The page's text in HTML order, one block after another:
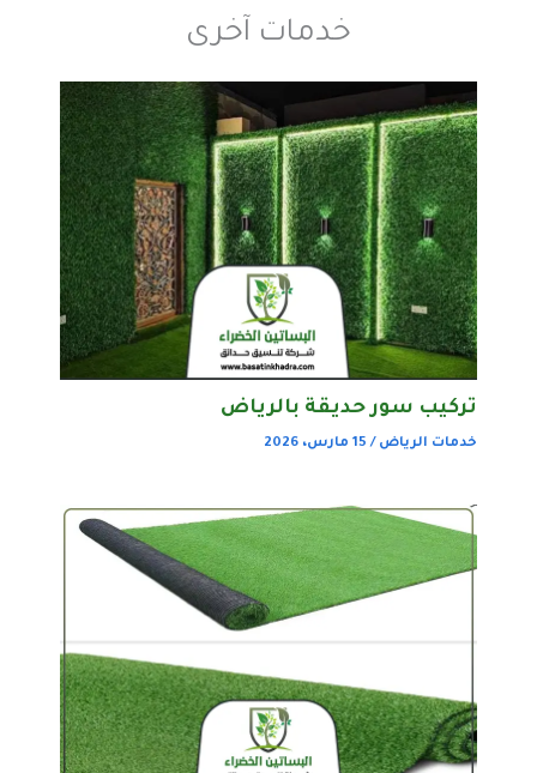
خدمات آخرى
تركيب سور حديقة بالرياض
خدمات الرياض / 15 مارس، 2026